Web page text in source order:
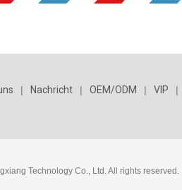
| Nachricht | OEM/ODM | VIP |
Technology Co., Ltd. All rights reserved.